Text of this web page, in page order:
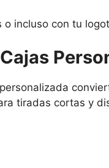
incluso con tu
tiradas cortas y